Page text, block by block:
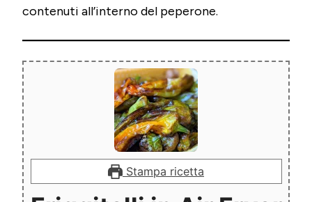
contenuti all’interno del peperone.
Stampa ricetta